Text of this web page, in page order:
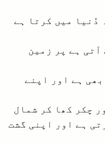
دُنیا میں کرتا ہے
آتی ہے پر زمین
ہے اور اپنے
چکر کھا کر شمال
ہے اور اپنی گشت